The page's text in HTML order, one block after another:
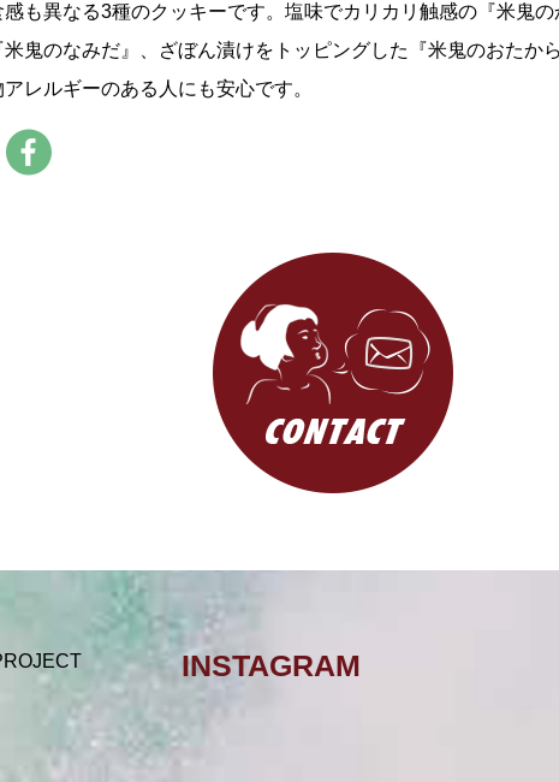
も異なる3種のクッキーです。塩味でカリカリ触感の『米鬼
鬼のなみだ』、ざぼん漬けをトッピングした『米鬼のおたか
レルギーのある人にも安心です。
INSTAGRAM